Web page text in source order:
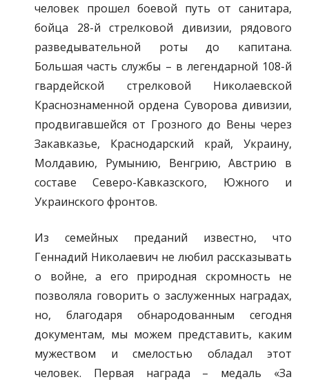
человек прошел боевой путь от санитара,
бойца 28-й стрелковой дивизии, рядового
разведывательной роты до капитана.
Большая часть службы – в легендарной 108-й
гвардейской стрелковой Николаевской
Краснознаменной ордена Суворова дивизии,
продвигавшейся от Грозного до Вены через
Закавказье, Краснодарский край, Украину,
Молдавию, Румынию, Венгрию, Австрию в
составе Северо-Кавказского, Южного и
Украинского фронтов.
Из семейных преданий известно, что
Геннадий Николаевич не любил рассказывать
о войне, а его природная скромность не
позволяла говорить о заслуженных наградах,
но, благодаря обнародованным сегодня
документам, мы можем представить, каким
мужеством и смелостью обладал этот
человек. Первая награда – медаль «За